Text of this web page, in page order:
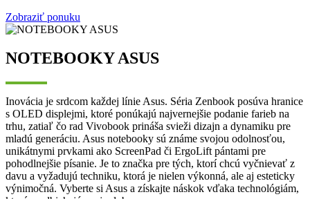
Zobraziť ponuku
NOTEBOOKY ASUS
Inovácia je srdcom každej línie Asus. Séria Zenbook posúva hranice
s OLED displejmi, ktoré ponúkajú najvernejšie podanie farieb na
trhu, zatiaľ čo rad Vivobook prináša svieži dizajn a dynamiku pre
mladú generáciu. Asus notebooky sú známe svojou odolnosťou,
unikátnymi prvkami ako ScreenPad či ErgoLift pántami pre
pohodlnejšie písanie. Je to značka pre tých, ktorí chcú vyčnievať z
davu a vyžadujú techniku, ktorá je nielen výkonná, ale aj esteticky
výnimočná. Vyberte si Asus a získajte náskok vďaka technológiám,